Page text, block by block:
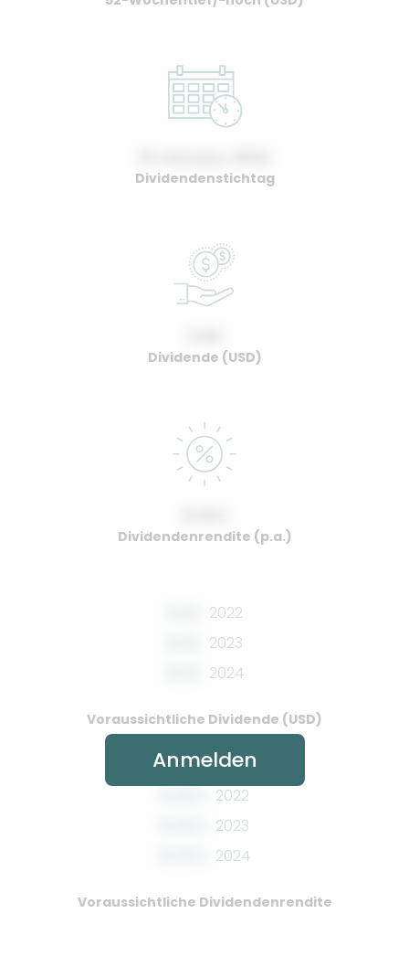
Dividendenstichtag
Dividende (USD)
Dividendenrendite (p.a.)
2022
2023
2024
Voraussichtliche Dividende (USD)
2022
2023
2024
Voraussichtliche Dividendenrendite
Anmelden